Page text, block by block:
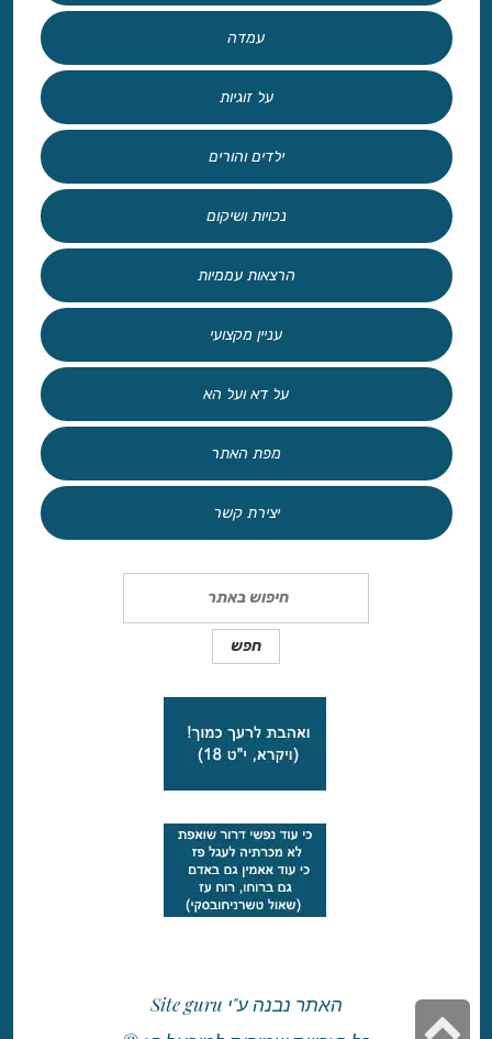
עמדה
על זוגיות
ילדים והורים
נכויות ושיקום
הרצאות עממיות
עניין מקצועי
על דא ועל הא
מפת האתר
יצירת קשר
האתר נבנה ע"י Site guru
גלילה